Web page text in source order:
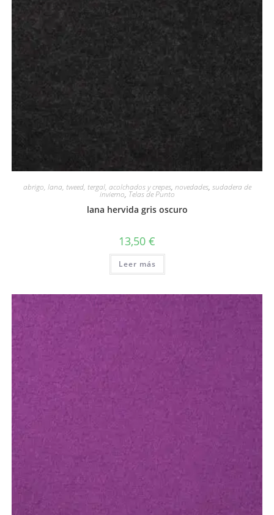
abrigo, lana, tweed, tergal, acolchados y crepes, novedades, sudadera de
invierno, Telas de Punto
lana hervida gris oscuro
13,50 €
Leer más